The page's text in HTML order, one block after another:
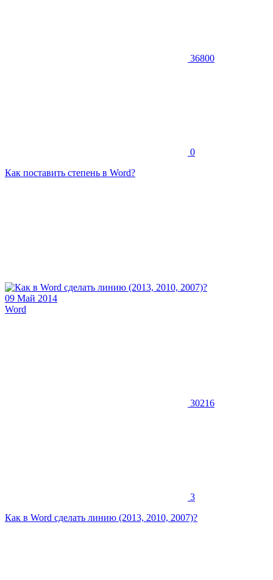
36800
0
Как поставить степень в Word?
09 Май 2014
Word
30216
3
Как в Word сделать линию (2013, 2010, 2007)?